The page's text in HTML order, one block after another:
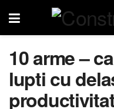
10 arme –
lupti cu